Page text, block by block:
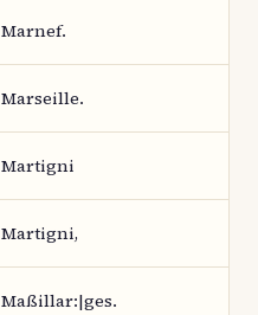
Marnef.
Marseille.
Martigni
Martigni,
Maßillar:|ges.